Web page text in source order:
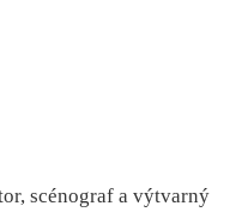
scénograf a výtvarný